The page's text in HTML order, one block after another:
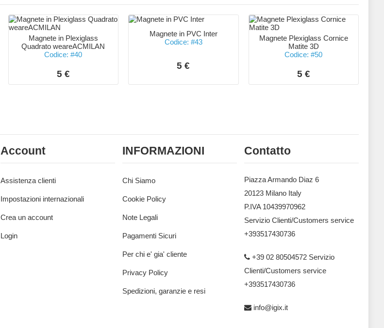
Magnete in Plexiglass
Quadrato weareACMILAN
Codice: #40
5 €
Magnete in PVC Inter
Codice: #43
5 €
Magnete Plexiglass Cornice
Matite 3D
Codice: #50
5 €
Account
Assistenza clienti
Impostazioni internazionali
Crea un account
Login
INFORMAZIONI
Chi Siamo
Cookie Policy
Note Legali
Pagamenti Sicuri
Per chi e' gia' cliente
Privacy Policy
Spedizioni, garanzie e resi
Contatto
Piazza Armando Diaz 6
20123 Milano Italy
P.IVA 10439970962
Servizio Clienti/Customers service
+393517430736
+39 02 80504572 Servizio
Clienti/Customers service
+393517430736
info@igix.it